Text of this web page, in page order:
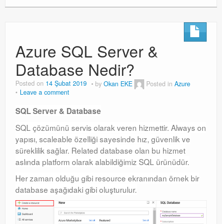
Azure SQL Server &
Database Nedir?
Posted on 14 Şubat 2019 by Okan EKE Posted in Azure
Leave a comment
SQL Server & Database
SQL çözümünü servis olarak veren hizmettir. Always on
yapısı, scaleable özelliği sayesinde hız, güvenlik ve
süreklilik sağlar. Related database olan bu hizmet
aslında platform olarak alabildiğimiz SQL ürünüdür.
Her zaman olduğu gibi resource ekranından örnek bir
database aşağıdaki gibi oluşturulur.